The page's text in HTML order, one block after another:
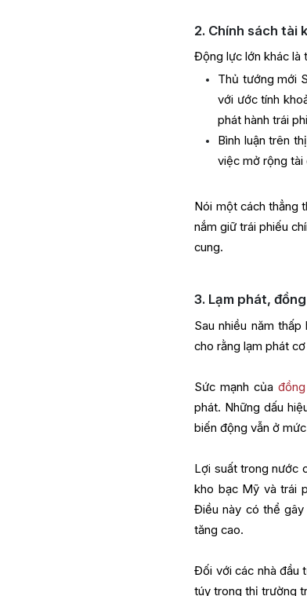
2. Chính sách tài
Động lực lớn khác là
Thủ tướng mới
với ước tính
phát hành trái
Bình luận trên
việc mở rộng
Nói một cách thẳng
nắm giữ trái phiếu
cung.
3. Lạm phát,
Sau nhiều năm
cho rằng lạm phát
Sức mạnh của
phát. Những dấu
biến động vẫn ở
Lợi suất trong nước
kho bạc Mỹ và trái
Điều này có thể
tăng cao.
Đối với các nhà đầu
túy trong thị trường